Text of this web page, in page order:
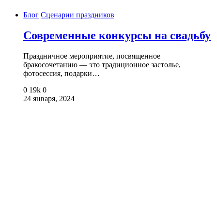
Блог Сценарии праздников
Современные конкурсы на свадьбу
Праздничное мероприятие, посвященное
бракосочетанию — это традиционное застолье,
фотосессия, подарки…
0 19k 0
24 января, 2024